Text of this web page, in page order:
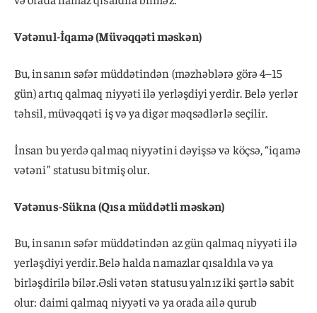
Vətənul-İqamə (Müvəqqəti məskən)
Bu, insanın səfər müddətindən (məzhəblərə görə 4–15
gün) artıq qalmaq niyyəti ilə yerləşdiyi yerdir. Belə yerlər
təhsil, müvəqqəti iş və ya digər məqsədlərlə seçilir.
İnsan bu yerdə qalmaq niyyətini dəyişsə və köçsə, “iqamə
vətəni” statusu bitmiş olur.
Vətənus-Sükna (Qısa müddətli məskən)
Bu, insanın səfər müddətindən az gün qalmaq niyyəti ilə
yerləşdiyi yerdir.Belə halda namazlar qısaldıla və ya
birləşdirilə bilər.Əsli vətən statusu yalnız iki şərtlə sabit
olur: daimi qalmaq niyyəti və ya orada ailə qurub